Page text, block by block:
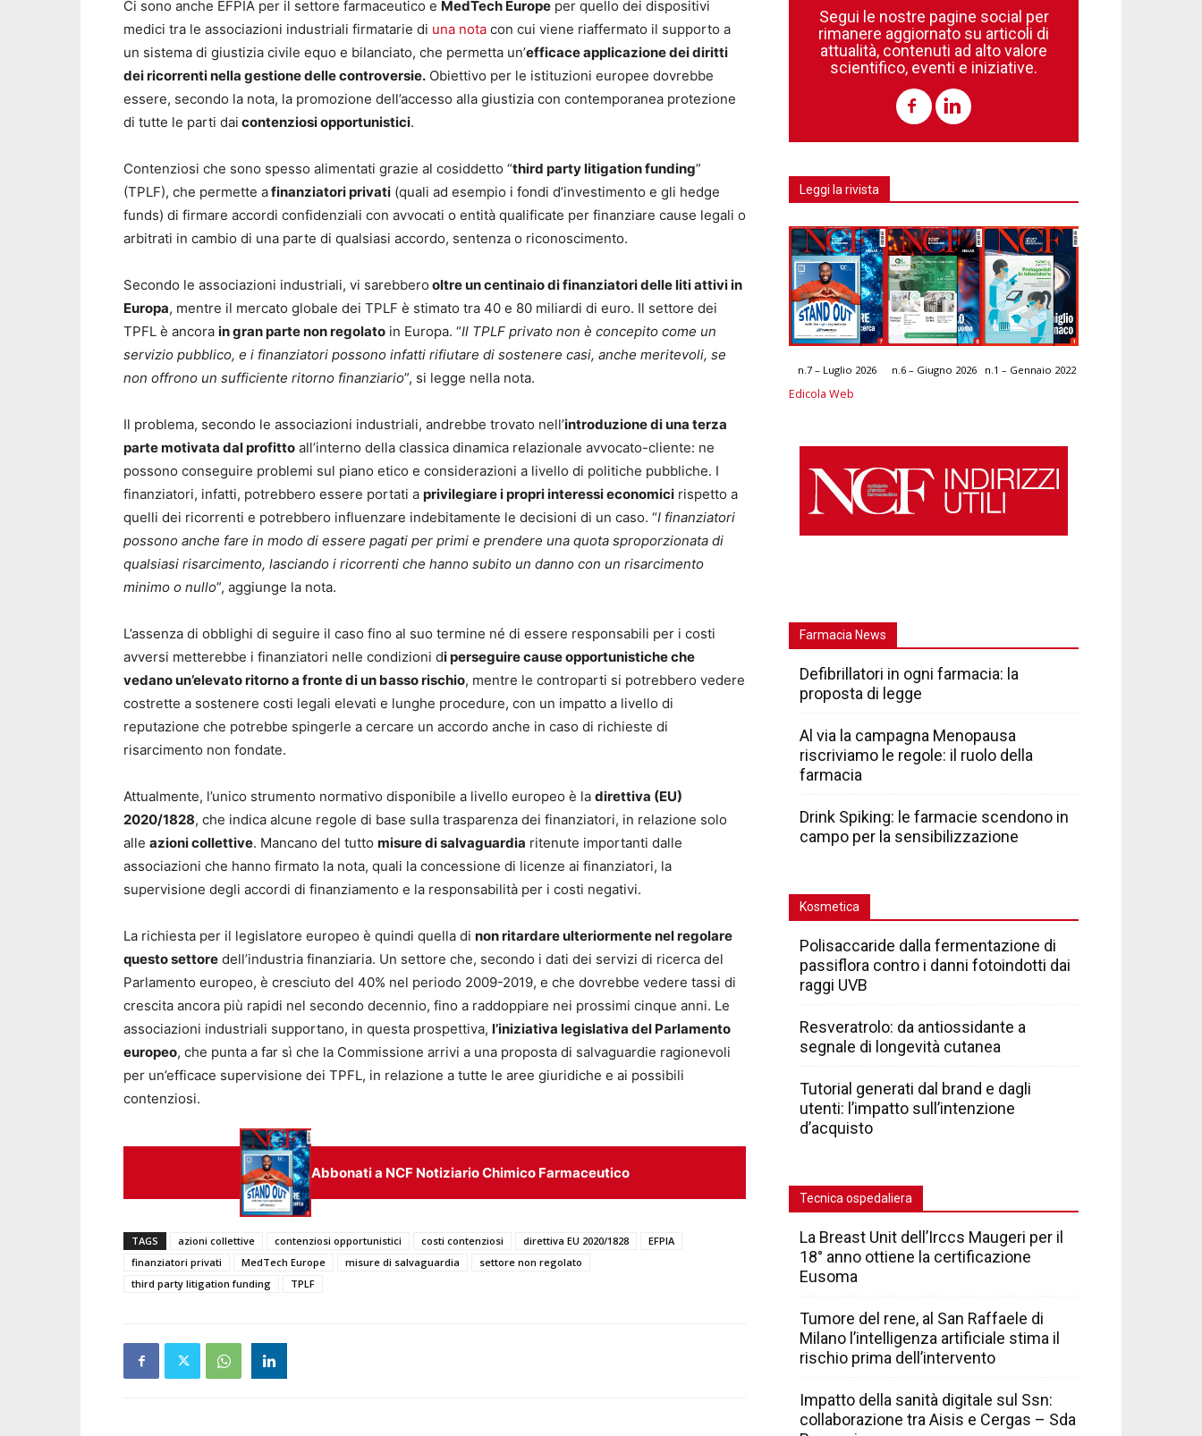
Ci sono anche EFPIA per il settore farmaceutico e MedTech Europe per quello dei dispositivi
medici tra le associazioni industriali firmatarie di una nota con cui viene riaffermato il supporto a
un sistema di giustizia civile equo e bilanciato, che permetta un’efficace applicazione dei diritti
dei ricorrenti nella gestione delle controversie. Obiettivo per le istituzioni europee dovrebbe
essere, secondo la nota, la promozione dell’accesso alla giustizia con contemporanea protezione
di tutte le parti dai contenziosi opportunistici.
Contenziosi che sono spesso alimentati grazie al cosiddetto “third party litigation funding”
(TPLF), che permette afinanziatori privati (quali ad esempio i fondi d’investimento e gli hedge
funds) di firmare accordi confidenziali con avvocati o entità qualificate per finanziare cause legali o
arbitrati in cambio di una parte di qualsiasi accordo, sentenza o riconoscimento.
Secondo le associazioni industriali, vi sarebbero oltre un centinaio di finanziatori delle liti attivi in
Europa, mentre il mercato globale dei TPLF è stimato tra 40 e 80 miliardi di euro. Il settore dei
TPFL è ancora in gran parte non regolato in Europa. “Il TPLF privato non è concepito come un
servizio pubblico, e i finanziatori possono infatti rifiutare di sostenere casi, anche meritevoli, se
non offrono un sufficiente ritorno finanziario”, si legge nella nota.
Il problema, secondo le associazioni industriali, andrebbe trovato nell’introduzione di una terza
parte motivata dal profitto all’interno della classica dinamica relazionale avvocato-cliente: ne
possono conseguire problemi sul piano etico e considerazioni a livello di politiche pubbliche. I
finanziatori, infatti, potrebbero essere portati a privilegiare i propri interessi economici rispetto a
quelli dei ricorrenti e potrebbero influenzare indebitamente le decisioni di un caso. “I finanziatori
possono anche fare in modo di essere pagati per primi e prendere una quota sproporzionata di
qualsiasi risarcimento, lasciando i ricorrenti che hanno subito un danno con un risarcimento
minimo o nullo”, aggiunge la nota.
L’assenza di obblighi di seguire il caso fino al suo termine né di essere responsabili per i costi
avversi metterebbe i finanziatori nelle condizioni di perseguire cause opportunistiche che
vedano un’elevato ritorno a fronte di un basso rischio, mentre le controparti si potrebbero vedere
costrette a sostenere costi legali elevati e lunghe procedure, con un impatto a livello di
reputazione che potrebbe spingerle a cercare un accordo anche in caso di richieste di
risarcimento non fondate.
Attualmente, l’unico strumento normativo disponibile a livello europeo è la direttiva (EU)
2020/1828, che indica alcune regole di base sulla trasparenza dei finanziatori, in relazione solo
alle azioni collettive. Mancano del tutto misure di salvaguardia ritenute importanti dalle
associazioni che hanno firmato la nota, quali la concessione di licenze ai finanziatori, la
supervisione degli accordi di finanziamento e la responsabilità per i costi negativi.
La richiesta per il legislatore europeo è quindi quella di non ritardare ulteriormente nel regolare
questo settore dell’industria finanziaria. Un settore che, secondo i dati dei servizi di ricerca del
Parlamento europeo, è cresciuto del 40% nel periodo 2009-2019, e che dovrebbe vedere tassi di
crescita ancora più rapidi nel secondo decennio, fino a raddoppiare nei prossimi cinque anni. Le
associazioni industriali supportano, in questa prospettiva, l’iniziativa legislativa del Parlamento
europeo, che punta a far sì che la Commissione arrivi a una proposta di salvaguardie ragionevoli
per un’efficace supervisione dei TPFL, in relazione a tutte le aree giuridiche e ai possibili
contenziosi.
Abbonati a NCF Notiziario Chimico Farmaceutico
TAGS azioni collettive contenziosi opportunistici costi contenziosi direttiva EU 2020/1828
EFPIA
finanziatori privati
MedTech Europe misure di salvaguardia
settore non regolato
third party litigation funding
TPLF
Segui le nostre pagine social per
rimanere aggiornato su articoli di
attualità, contenuti ad alto valore
scientifico, eventi e iniziative.
Leggi la rivista
n.7 – Luglio 2026 n.6 – Giugno 2026 n.1 – Gennaio 2022
Edicola Web
Farmacia News
Defibrillatori in ogni farmacia: la
proposta di legge
Al via la campagna Menopausa
riscriviamo le regole: il ruolo della
farmacia
Drink Spiking: le farmacie scendono in
campo per la sensibilizzazione
Kosmetica
Polisaccaride dalla fermentazione di
passiflora contro i danni fotoindotti dai
raggi UVB
Resveratrolo: da antiossidante a
segnale di longevità cutanea
Tutorial generati dal brand e dagli
utenti: l’impatto sull’intenzione
d’acquisto
Tecnica ospedaliera
La Breast Unit dell’Irccs Maugeri per il
18° anno ottiene la certificazione
Eusoma
Tumore del rene, al San Raffaele di
Milano l’intelligenza artificiale stima il
rischio prima dell’intervento
Impatto della sanità digitale sul Ssn:
collaborazione tra Aisis e Cergas – Sda